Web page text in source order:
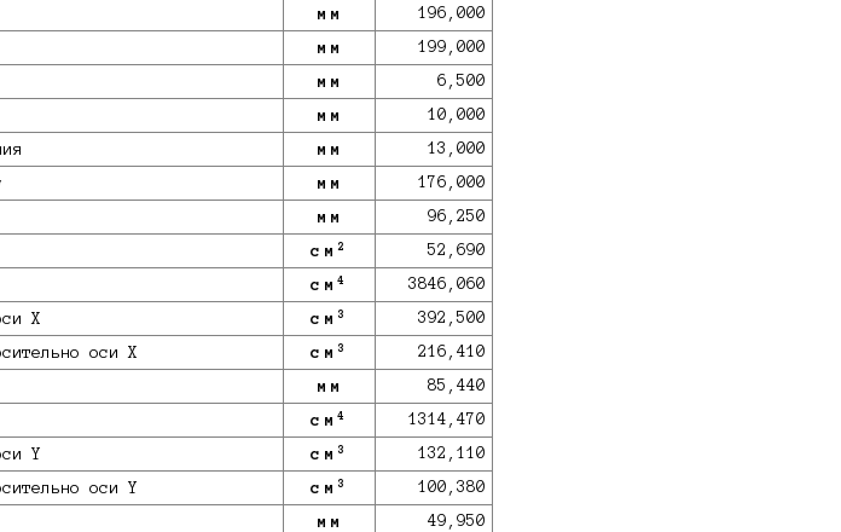
мм 196,000
мм 199,000
мм 6,500
мм 10,000
мм 13,000
мм 176,000
мм 96,250
см 2 52,690
см 4 3846,060
X см 3 392,500
оси X см 3 216,410
мм 85,440
см 4 1314,470
Y см 3 132,110
оси Y см 3 100,380
мм 49,950